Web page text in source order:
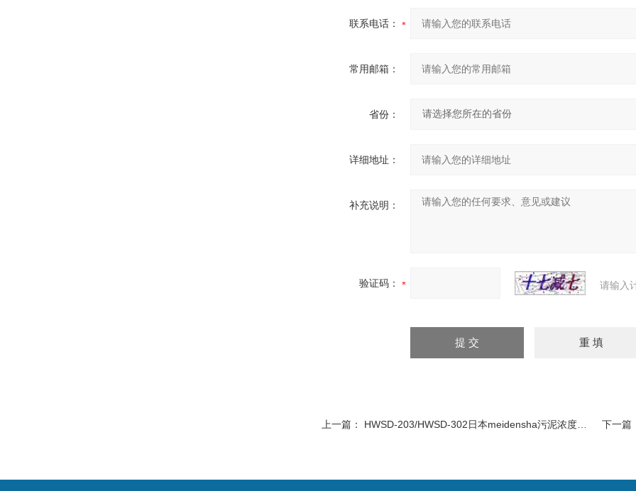
联系电话：
常用邮箱：
省份：
详细地址：
补充说明：
验证码： 请输入
上一篇： HWSD-203/HWSD-302日本meidensha污泥浓度分布计 行业专用仪器仪表 下一篇